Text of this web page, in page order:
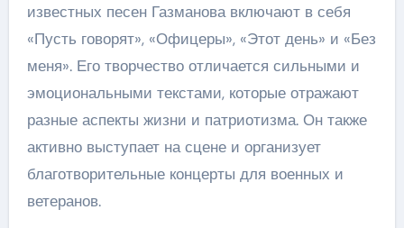
известных песен Газманова включают в себя
«Пусть говорят», «Офицеры», «Этот день» и «Без
меня». Его творчество отличается сильными и
эмоциональными текстами, которые отражают
разные аспекты жизни и патриотизма. Он также
активно выступает на сцене и организует
благотворительные концерты для военных и
ветеранов.